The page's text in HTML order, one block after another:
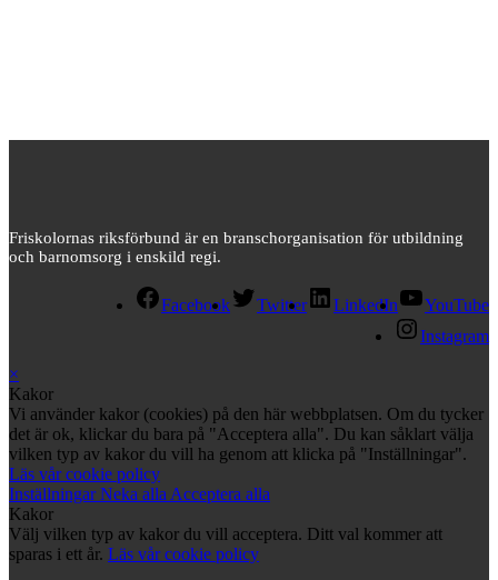
Friskolornas riksförbund är en branschorganisation för utbildning
och barnomsorg i enskild regi.
Facebook Twitter LinkedIn
YouTube
Instagram
×
Kakor
Vi använder kakor (cookies) på den här webbplatsen. Om du tycker
det är ok, klickar du bara på "Acceptera alla". Du kan såklart välja
vilken typ av kakor du vill ha genom att klicka på "Inställningar".
Läs vår cookie policy
InställningarNeka alla Acceptera alla
Kakor
Välj vilken typ av kakor du vill acceptera. Ditt val kommer att
sparas i ett år. Läs vår cookie policy